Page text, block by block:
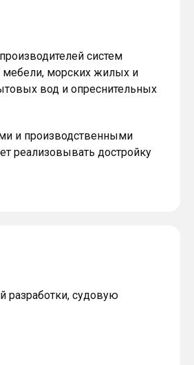
систем
морских жилых и
вод и опреснительных
и производственными
реализовывать достройку
разработки, судовую